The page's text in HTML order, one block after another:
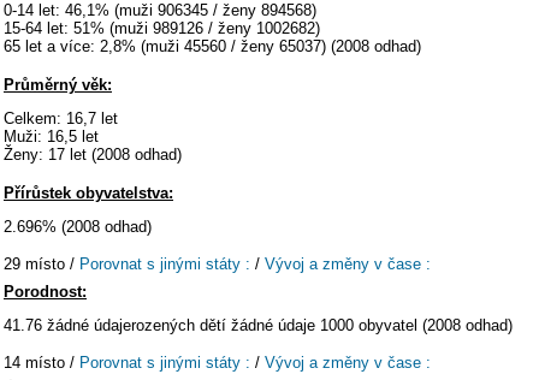
0-14 let: 46,1% (muži 906345 / ženy 894568)
15-64 let: 51% (muži 989126 / ženy 1002682)
65 let a více: 2,8% (muži 45560 / ženy 65037) (2008 odhad)
Průměrný věk:
Celkem: 16,7 let
Muži: 16,5 let
Ženy: 17 let (2008 odhad)
Přírůstek obyvatelstva:
2.696% (2008 odhad)
29 místo / Porovnat s jinými státy : / Vývoj a změny v čase :
Porodnost:
41.76 žádné údajerozených dětí žádné údaje 1000 obyvatel (2008 odhad)
14 místo / Porovnat s jinými státy : / Vývoj a změny v čase :